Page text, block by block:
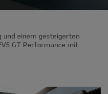
und einem gesteigerten
GT Performance mit